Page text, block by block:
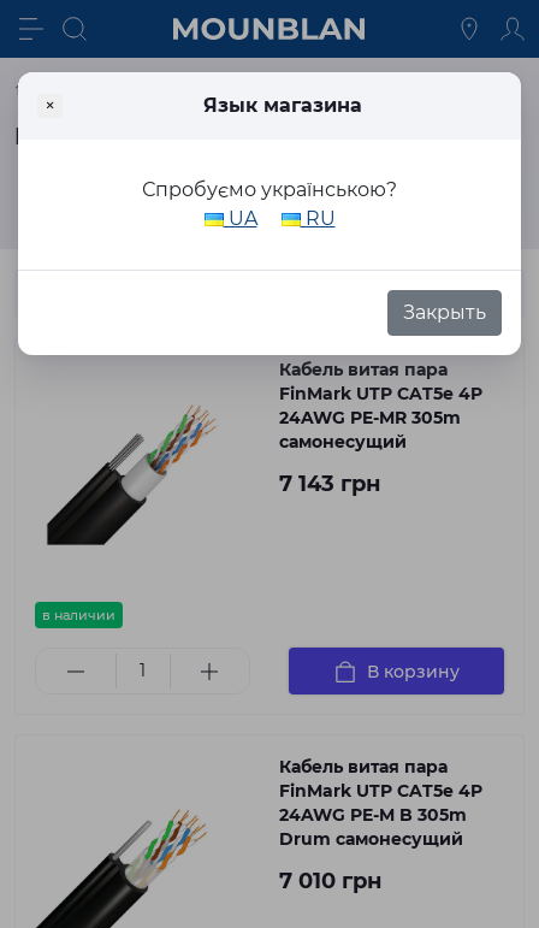
Витая пара 5Е
× Язык магазина
Спробуємо українською?
UA
RU
Закрыть
в наличии
Кабель витая пара
FinMark UTP CAT5e 4P
24AWG PE-MR 305m
самонесущий
7 143 грн
В корзину
Кабель витая пара
FinMark UTP CAT5e 4P
24AWG PE-M B 305m
Drum самонесущий
7 010 грн